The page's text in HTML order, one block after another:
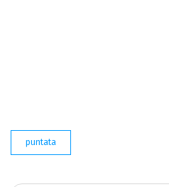
puntata